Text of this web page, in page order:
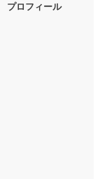
プロフィール